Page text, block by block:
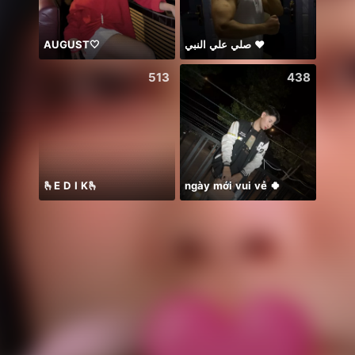
AUGUST🤍 صلي علي النبي ♥️
513
🫰E D I K🫰
438
ngày mới vui vẻ 🍀